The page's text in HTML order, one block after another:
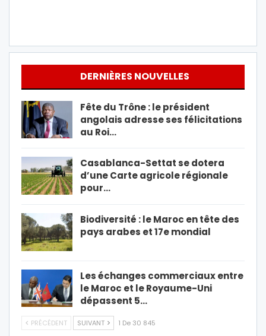
DERNIÈRES NOUVELLES
Fête du Trône : le président
angolais adresse ses félicitations
au Roi…
Casablanca-Settat se dotera
d’une Carte agricole régionale
pour…
Biodiversité : le Maroc en tête des
pays arabes et 17e mondial
Les échanges commerciaux entre
le Maroc et le Royaume-Uni
dépassent 5…
PRÉCÉDENT SUIVANT 1 De 30 845